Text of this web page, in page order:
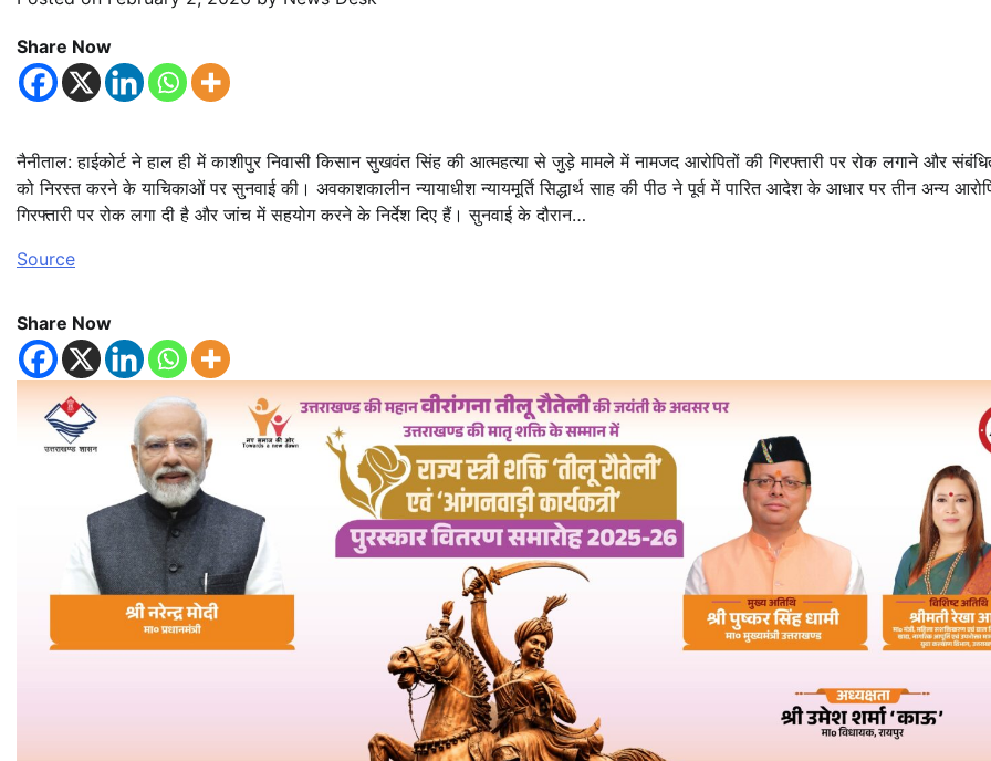
Share Now
नैनीताल: हाईकोर्ट ने हाल ही में काशीपुर निवासी किसान सुखवंत सिंह की आत्महत्या से जुड़े मामले में नामजद आरोपितों की गिरफ्तारी पर रोक लगाने और
को निरस्त करने के याचिकाओं पर सुनवाई की। अवकाशकालीन न्यायाधीश न्यायमूर्ति सिद्धार्थ साह की पीठ ने पूर्व में पारित आदेश के आधार पर तीन अन्य
गिरफ्तारी पर रोक लगा दी है और जांच में सहयोग करने के निर्देश दिए हैं। सुनवाई के दौरान…
Source
Share Now